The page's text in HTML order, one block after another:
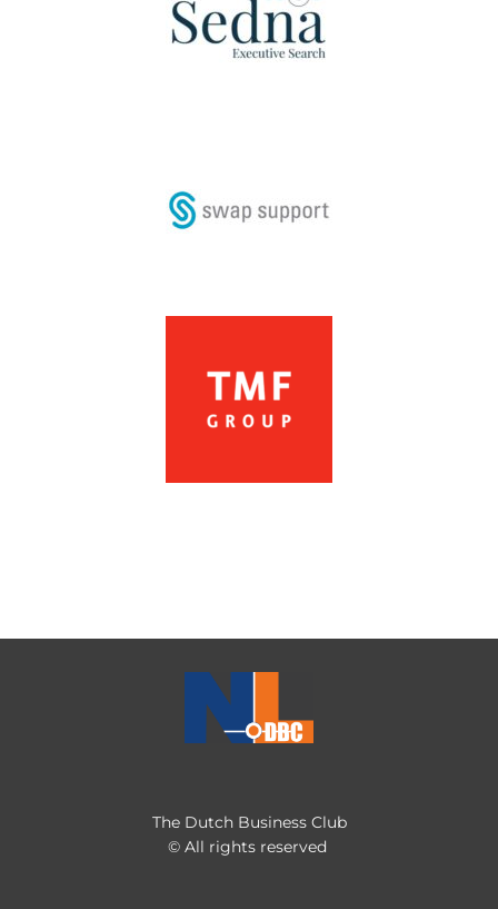
The Dutch Business Club
© All rights reserved